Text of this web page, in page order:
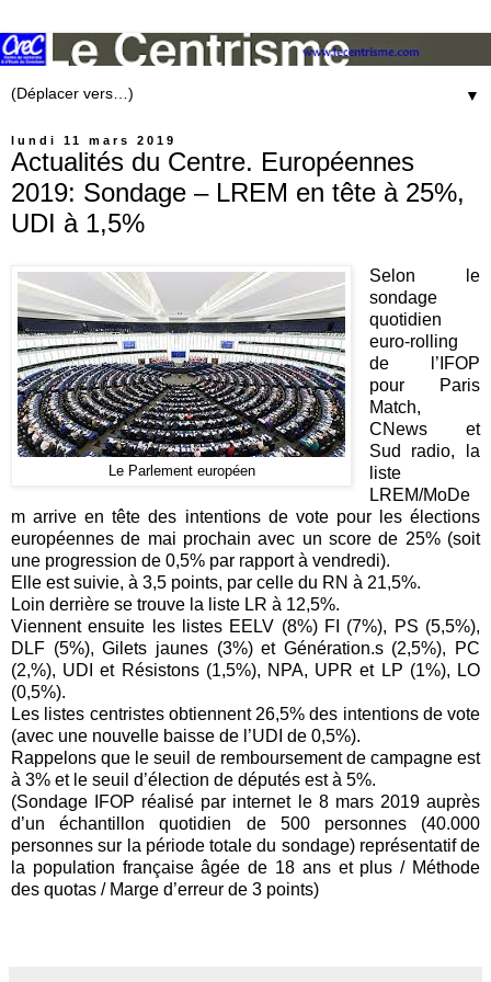
▼
lundi 11 mars 2019
Actualités du Centre. Européennes
2019: Sondage – LREM en tête à 25%,
UDI à 1,5%
Le Parlement européen
Selon le
sondage
quotidien
euro-rolling
de l’IFOP
pour Paris
Match,
CNews et
Sud radio, la
liste
LREM/MoDe
m arrive en tête des intentions de vote pour les élections
européennes de mai prochain avec un score de 25% (soit
une progression de 0,5% par rapport à vendredi).
Elle est suivie, à 3,5 points, par celle du RN à 21,5%.
Loin derrière se trouve la liste LR à 12,5%.
Viennent ensuite les listes EELV (8%) FI (7%), PS (5,5%),
DLF (5%), Gilets jaunes (3%) et Génération.s (2,5%), PC
(2,%), UDI et Résistons (1,5%), NPA, UPR et LP (1%), LO
(0,5%).
Les listes centristes obtiennent 26,5% des intentions de vote
(avec une nouvelle baisse de l’UDI de 0,5%).
Rappelons que le seuil de remboursement de campagne est
à 3% et le seuil d’élection de députés est à 5%.
(Sondage IFOP réalisé par internet le 8 mars 2019 auprès
d’un échantillon quotidien de 500 personnes (40.000
personnes sur la période totale du sondage) représentatif de
la population française âgée de 18 ans et plus / Méthode
des quotas / Marge d’erreur de 3 points)